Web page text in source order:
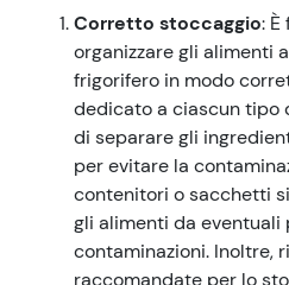
Corretto stoccaggio:
organizzare gli alimenti
frigorifero in modo
dedicato a ciascun tipo
di separare gli
per evitare la
contenitori o sacchetti
gli alimenti da eventuali
contaminazioni. Inoltre,
raccomandate per lo